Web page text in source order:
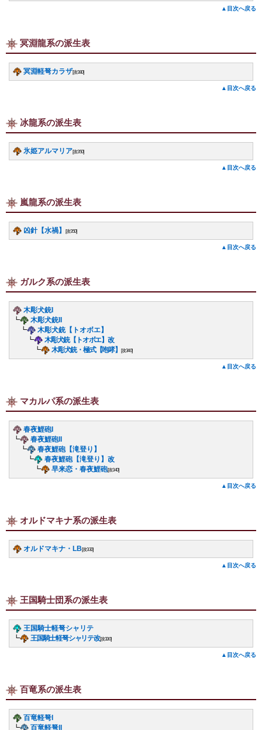
▲目次へ戻る
冥淵龍系の派生表
冥淵軽弩カラザ[攻380]
▲目次へ戻る
冰龍系の派生表
氷姫アルマリア[攻350]
▲目次へ戻る
嵐龍系の派生表
凶針【水禍】 [攻350]
▲目次へ戻る
ガルク系の派生表
木彫犬銃I
┗
木彫犬銃II
┗
木彫犬銃【トオボエ】
┗
木彫犬銃【トオボエ】改
┗
木彫犬銃・極式【咆哮】 [攻340]
▲目次へ戻る
マカルパ系の派生表
春夜鯉砲I
┗
春夜鯉砲II
┗
春夜鯉砲【滝登り】
┗
春夜鯉砲【滝登り】改
┗
早来恋・春夜鯉砲[攻340]
▲目次へ戻る
オルドマキナ系の派生表
オルドマキナ・LB[攻330]
▲目次へ戻る
王国騎士団系の派生表
王国騎士軽弩シャリテ
┗
王国騎士軽弩シャリテ改[攻330]
▲目次へ戻る
百竜系の派生表
百竜軽弩I
┗
百竜軽弩II